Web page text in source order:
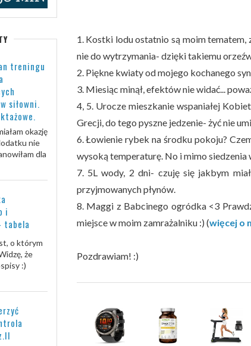
1. Kostki lodu ostatnio są moim
nie do wytrzymania- dzięki takiemu
2. Piękne kwiaty od mojego kochanego
3. Miesiąc minął, efektów nie widać...
4, 5. Urocze mieszkanie wspaniałej
Grecji, do tego pyszne jedzenie- żyć nie
6. Łowienie rybek na środku pokoju?
wysoką temperaturę. No i mimo siedzenia
7. 5L wody, 2 dni- czuję się jakbym
przyjmowanych płynów.
8. Maggi z Babcinego ogródka <3
miejsce w moim zamrażalniku :) (więcej o
Pozdrawiam! :)
treningu
siłowni.
okazję
nie
dla
i
tabela
o którym
że
:)